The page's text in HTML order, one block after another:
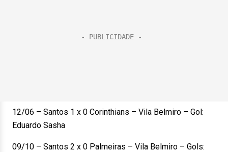
12/06 – Santos 1 x 0 Corinthians – Vila Belmiro – Gol:
Eduardo Sasha
09/10 – Santos 2 x 0 Palmeiras – Vila Belmiro – Gols: